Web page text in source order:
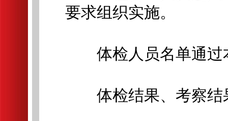
要求组织实施。
体检人员名单通过
体检结果、考察结